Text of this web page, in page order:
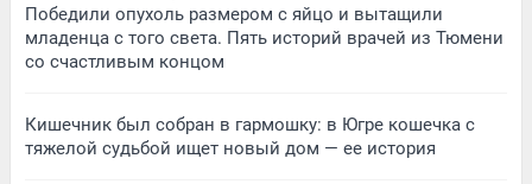
Победили опухоль размером с яйцо и вытащили
младенца с того света. Пять историй врачей из Тюмени
со счастливым концом
Кишечник был собран в гармошку: в Югре кошечка с
тяжелой судьбой ищет новый дом — ее история